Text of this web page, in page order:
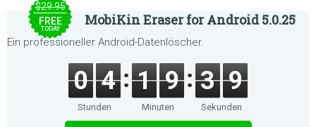
$29.95
FREE
TODAY
MobiKin Eraser for Android 5.0.25
Ein professioneller Android-Datenlöscher.
0 4
Stunden
1 9
Minuten
3 9
Sekunden